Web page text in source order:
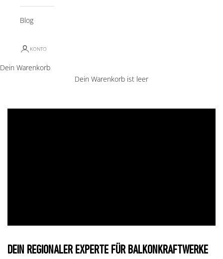
Blog
KONTO
Dein Warenkorb
Dein Warenkorb ist leer
DEIN REGIONALER EXPERTE FÜR BALKONKRAFTWERKE